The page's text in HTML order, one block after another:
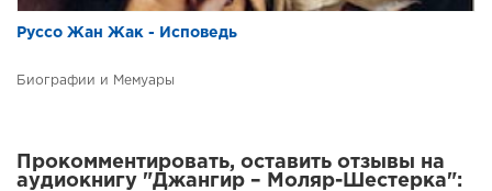
Руссо Жан Жак - Исповедь
Биографии и Мемуары
Прокомментировать, оставить отзывы на
аудиокнигу "Джангир – Моляр-Шестерка":